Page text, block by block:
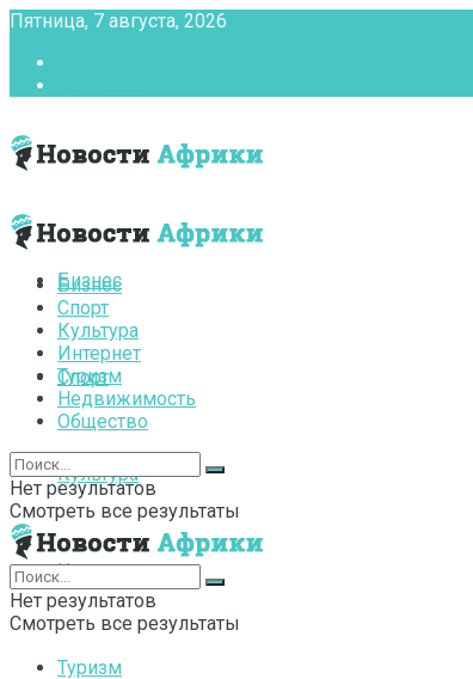
Пятница, 7 августа, 2026
Бизнес
Спорт
Культура
Интернет
Туризм
Бизнес
Спорт
Культура
Интернет
Туризм
Недвижимость
Общество
Нет результатов
Смотреть все результаты
Нет результатов
Смотреть все результаты